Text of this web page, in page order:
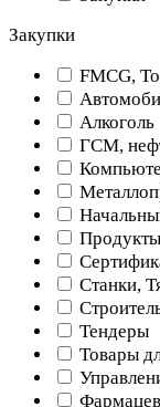
Закупки
FMCG,
Алкоголь
ГСМ,
Станки,
Тендеры
Товары